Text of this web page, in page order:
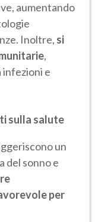
aumentando
Inoltre, si
,
infezioni e
sulla salute
un
del sonno e
per